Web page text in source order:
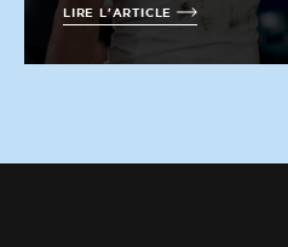
LIRE L'ARTICLE